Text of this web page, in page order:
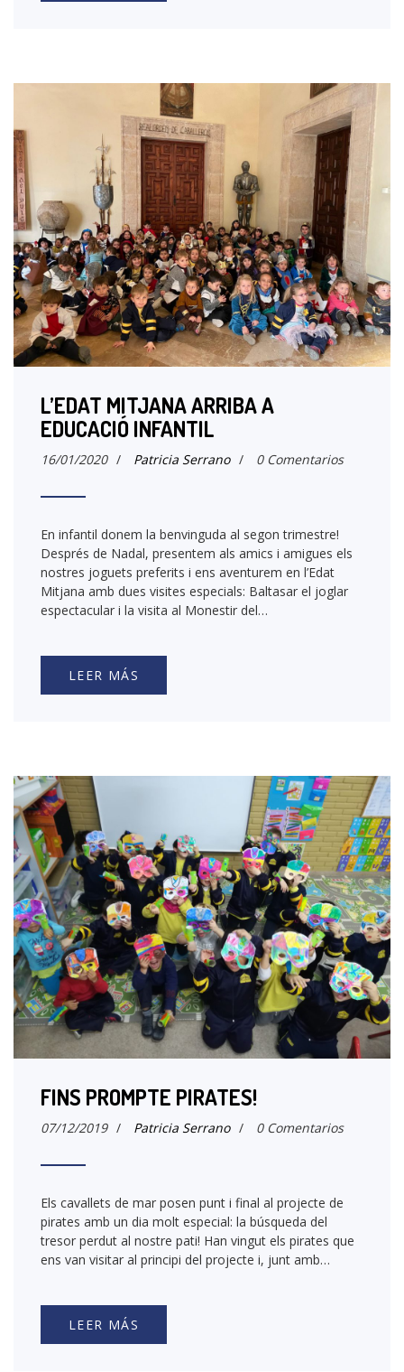
L’EDAT MITJANA ARRIBA A
EDUCACIÓ INFANTIL
16/01/2020 / Patricia Serrano / 0 Comentarios
En infantil donem la benvinguda al segon trimestre!
Després de Nadal, presentem als amics i amigues els
nostres joguets preferits i ens aventurem en l’Edat
Mitjana amb dues visites especials: Baltasar el joglar
espectacular i la visita al Monestir del…
LEER MÁS
FINS PROMPTE PIRATES!
07/12/2019 / Patricia Serrano / 0 Comentarios
Els cavallets de mar posen punt i final al projecte de
pirates amb un dia molt especial: la búsqueda del
tresor perdut al nostre pati! Han vingut els pirates que
ens van visitar al principi del projecte i, junt amb…
LEER MÁS